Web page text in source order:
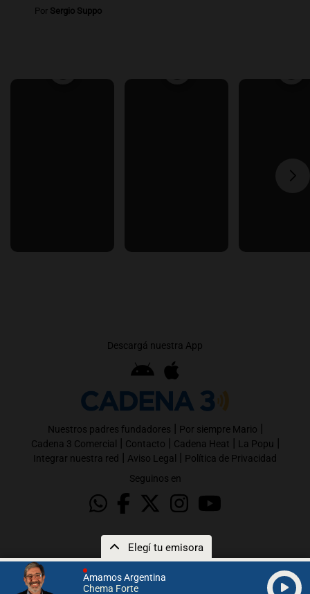
Amamos Argentina
Chema Forte
Elegí tu emisora
Por Sergio Suppo
Descargá nuestra App
Nuestros padres fundadores | Por siempre Mario |
Cadena 3 Comercial | Contacto | Cadena Heat | La Popu |
Integrar nuestra red | Aviso Legal | Política de Privacidad
Seguinos en